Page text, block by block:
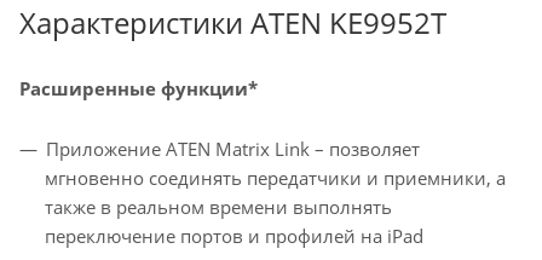
Характеристики ATEN KE9952T
Расширенные функции*
Приложение ATEN Matrix Link – позволяет
мгновенно соединять передатчики и приемники, а
также в реальном времени выполнять
переключение портов и профилей на iPad